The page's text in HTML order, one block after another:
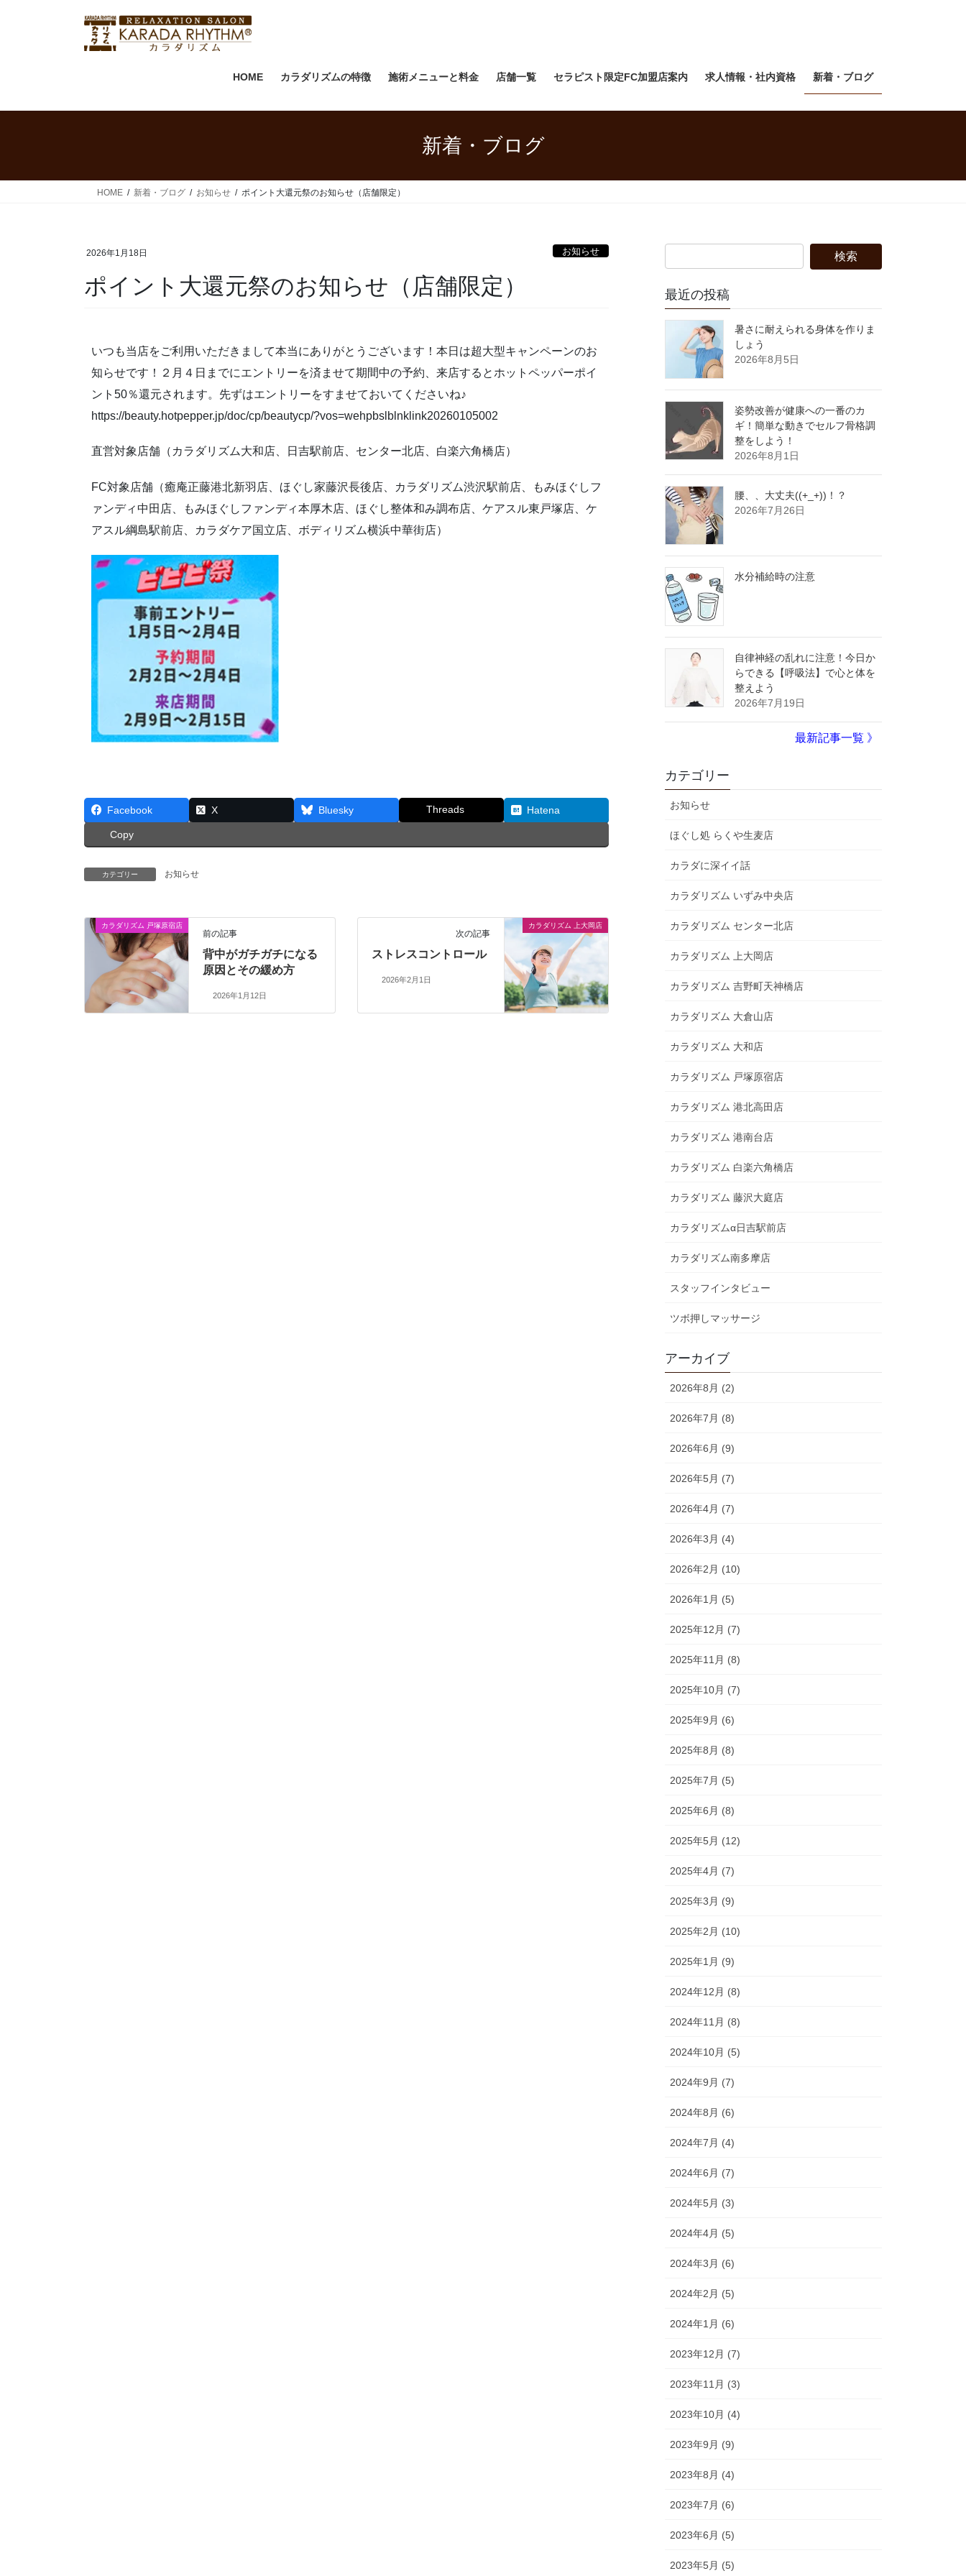
HOME カラダリズムの特徴 施術メニューと料金 店舗一覧 セラピスト限定FC加盟店案内 求人情報・社内資格 新着・ブログ
新着・ブログ
HOME 新着・ブログ お知らせ ポイント大還元祭のお知らせ（店舗限定）
2026年1月18日 お知らせ
ポイント大還元祭のお知らせ（店舗限定）
いつも当店をご利用いただきまして本当にありがとうございます！本日は超大型キャンペーンのお
知らせです！２月４日までにエントリーを済ませて期間中の予約、来店するとホットペッパーポイ
ント50％還元されます。先ずはエントリーをすませておいてくださいね♪
https://beauty.hotpepper.jp/doc/cp/beautycp/?vos=wehpbslblnklink20260105002
直営対象店舗（カラダリズム大和店、日吉駅前店、センター北店、白楽六角橋店）
FC対象店舗（癒庵正藤港北新羽店、ほぐし家藤沢長後店、カラダリズム渋沢駅前店、もみほぐしフ
ァンディ中田店、もみほぐしファンディ本厚木店、ほぐし整体和み調布店、ケアスル東戸塚店、ケ
アスル綱島駅前店、カラダケア国立店、ボディリズム横浜中華街店）
Facebook X Bluesky Threads Hatena
Copy
カテゴリー お知らせ
カラダリズム 戸塚原宿店
前の記事
背中がガチガチになる
原因とその緩め方
2026年1月12日
カラダリズム 上大岡店
次の記事
ストレスコントロール
2026年2月1日
最近の投稿
暑さに耐えられる身体を作りま
しょう
2026年8月5日
姿勢改善が健康への一番のカ
ギ！簡単な動きでセルフ骨格調
整をしよう！
2026年8月1日
腰、、大丈夫((+_+))！？
2026年7月26日
水分補給時の注意
自律神経の乱れに注意！今日か
らできる【呼吸法】で心と体を
整えよう
2026年7月19日
最新記事一覧 》
カテゴリー
お知らせ
ほぐし処 らくや生麦店
カラダに深イイ話
カラダリズム いずみ中央店
カラダリズム センター北店
カラダリズム 上大岡店
カラダリズム 吉野町天神橋店
カラダリズム 大倉山店
カラダリズム 大和店
カラダリズム 戸塚原宿店
カラダリズム 港北高田店
カラダリズム 港南台店
カラダリズム 白楽六角橋店
カラダリズム 藤沢大庭店
カラダリズムα日吉駅前店
カラダリズム南多摩店
スタッフインタビュー
ツボ押しマッサージ
アーカイブ
2026年8月 (2)
2026年7月 (8)
2026年6月 (9)
2026年5月 (7)
2026年4月 (7)
2026年3月 (4)
2026年2月 (10)
2026年1月 (5)
2025年12月 (7)
2025年11月 (8)
2025年10月 (7)
2025年9月 (6)
2025年8月 (8)
2025年7月 (5)
2025年6月 (8)
2025年5月 (12)
2025年4月 (7)
2025年3月 (9)
2025年2月 (10)
2025年1月 (9)
2024年12月 (8)
2024年11月 (8)
2024年10月 (5)
2024年9月 (7)
2024年8月 (6)
2024年7月 (4)
2024年6月 (7)
2024年5月 (3)
2024年4月 (5)
2024年3月 (6)
2024年2月 (5)
2024年1月 (6)
2023年12月 (7)
2023年11月 (3)
2023年10月 (4)
2023年9月 (9)
2023年8月 (4)
2023年7月 (6)
2023年6月 (5)
2023年5月 (5)